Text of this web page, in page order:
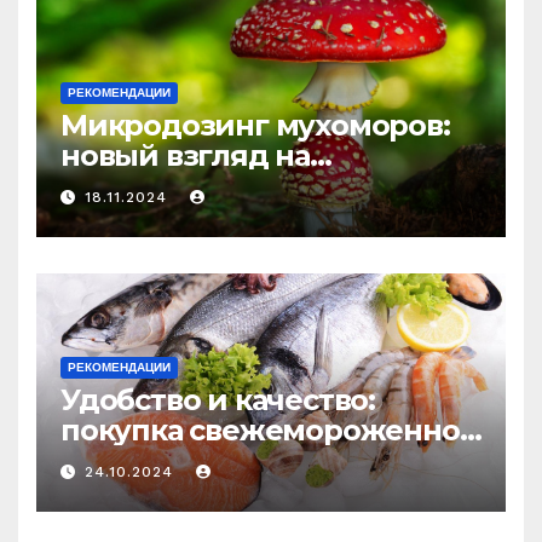
РЕКОМЕНДАЦИИ
Микродозинг мухоморов:
новый взгляд на
психоделику
18.11.2024
РЕКОМЕНДАЦИИ
Удобство и качество:
покупка свежемороженной
рыбы онлайн
24.10.2024